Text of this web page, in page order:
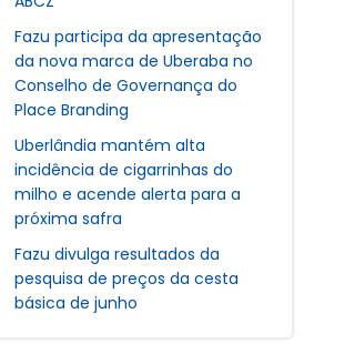
Fazu participa da apresentação
da nova marca de Uberaba no
Conselho de Governança do
Place Branding
Uberlândia mantém alta
incidência de cigarrinhas do
milho e acende alerta para a
próxima safra
Fazu divulga resultados da
pesquisa de preços da cesta
básica de junho